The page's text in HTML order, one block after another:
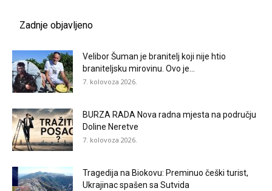
Zadnje objavljeno
Velibor Šuman je branitelj koji nije htio
braniteljsku mirovinu. Ovo je...
7. kolovoza 2026.
BURZA RADA Nova radna mjesta na području
Doline Neretve
7. kolovoza 2026.
Tragedija na Biokovu: Preminuo češki turist,
Ukrajinac spašen sa Sutvida